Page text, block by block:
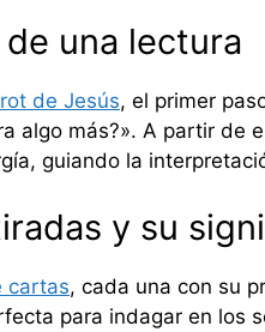
de una lectura
de Jesús, el primer
algo más?». A partir de
guiando la
y su
cartas, cada una con su
para indagar en los